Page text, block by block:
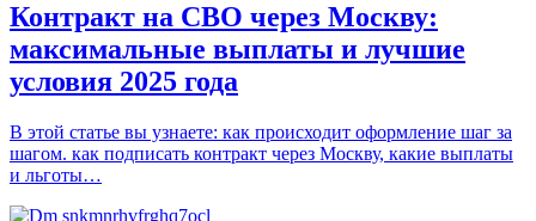
Контракт на СВО через Москву:
максимальные выплаты и лучшие
условия 2025 года
В этой статье вы узнаете: как происходит оформление шаг за
шагом. как подписать контракт через Москву, какие выплаты
и льготы…